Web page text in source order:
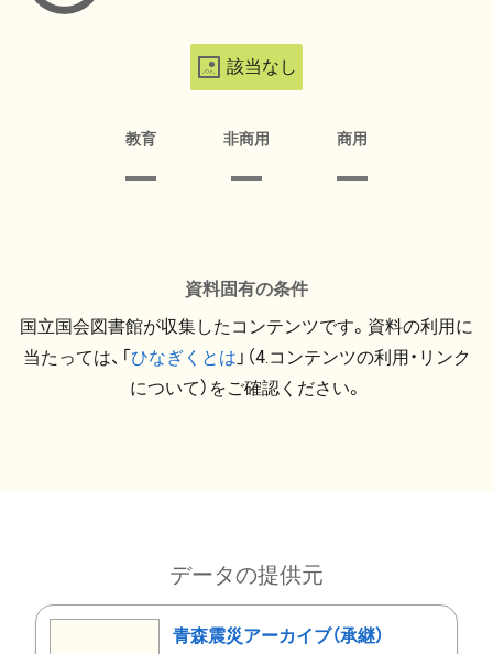
該当なし
教育 非商用 商用
資料固有の条件
国立国会図書館が収集したコンテンツです。資料の利用に
当たっては、「ひなぎくとは 」（4.コンテンツの利用・リンク
について）をご確認ください。
データの提供元
青森震災アーカイブ（承継）